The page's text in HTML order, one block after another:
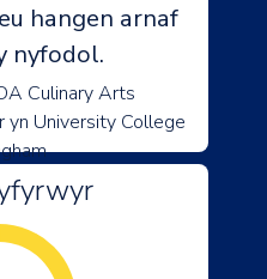
hangen arnaf
nyfodol.
Culinary Arts
yn University College